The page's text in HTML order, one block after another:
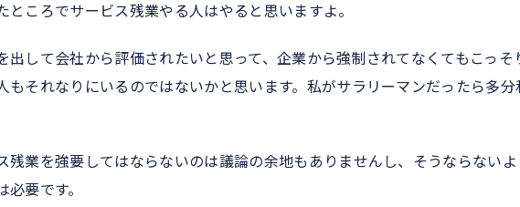
ころでサービス残業やる人はやると思いますよ。
出して会社から評価されたいと思って、企業から強制されてなくてもこっそ
もそれなりにいるのではないかと思います。私がサラリーマンだったら多分
残業を強要してはならないのは議論の余地もありませんし、そうならないよ
要です。